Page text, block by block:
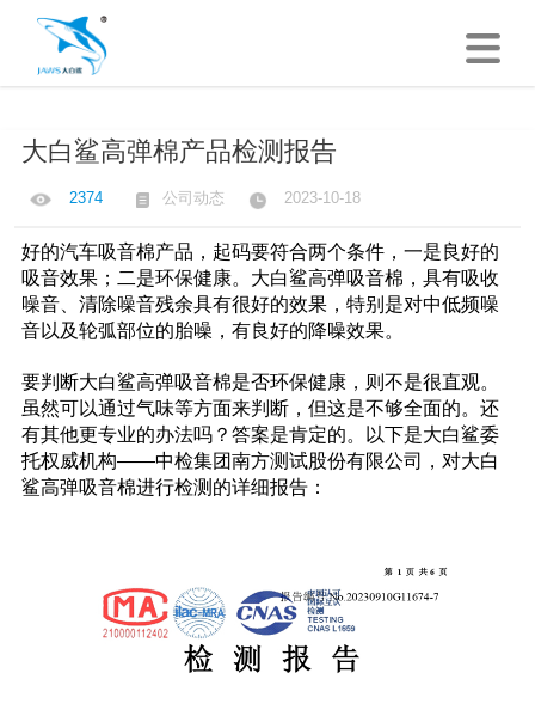
大白鲨高弹棉产品检测报告
2374 公司动态 2023-10-18
好的汽车吸音棉产品，起码要符合两个条件，一是良好的
吸音效果；二是环保健康。大白鲨高弹吸音棉，具有吸收
噪音、清除噪音残余具有很好的效果，特别是对中低频噪
音以及轮弧部位的胎噪，有良好的降噪效果。
要判断大白鲨高弹吸音棉是否环保健康，则不是很直观。
虽然可以通过气味等方面来判断，但这是不够全面的。还
有其他更专业的办法吗？答案是肯定的。以下是大白鲨委
托权威机构——中检集团南方测试股份有限公司，对大白
鲨高弹吸音棉进行检测的详细报告：